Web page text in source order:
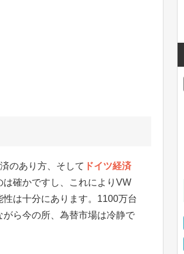
のあり方、そして ドイツ経済
確かですし、これによりVW
は十分にあります。1100万台
ら今の所、為替市場は冷静で